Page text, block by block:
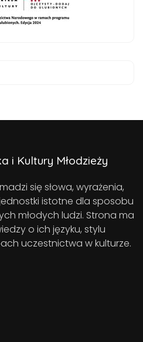
i Kultury Młodzieży
się słowa, wyrażenia,
istotne dla sposobu
młodych ludzi. Strona ma
o ich języku, stylu
uczestnictwa w kulturze.